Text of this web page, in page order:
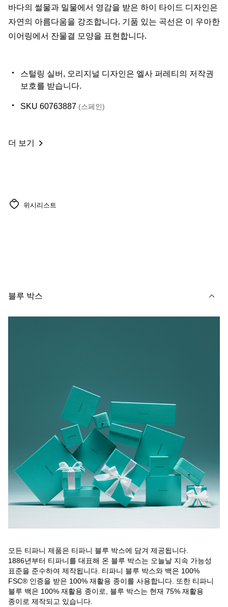
바다의 썰물과 밀물에서 영감을 받은 하이 타이드 디자인은
자연의 아름다움을 강조합니다. 기품 있는 곡선은 이 우아한
이어링에서 잔물결 모양을 표현합니다.
스털링 실버, 오리지널 디자인은 엘사 퍼레티의 저작권
보호를 받습니다.
SKU 60763887 (스페인)
더 보기
위시리스트
블루 박스
모든 티파니 제품은 티파니 블루 박스에 담겨 제공됩니다.
1886년부터 티파니를 대표해 온 블루 박스는 오늘날 지속 가능성
표준을 준수하여 제작됩니다. 티파니 블루 박스와 백은 100%
FSC® 인증을 받은 100% 재활용 종이를 사용합니다. 또한 티파니
블루 백은 100% 재활용 종이로, 블루 박스는 현재 75% 재활용
종이로 제작되고 있습니다.